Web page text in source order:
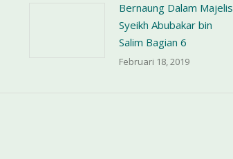
Bernaung Dalam Majelis
Syeikh Abubakar bin
Salim Bagian 6
Februari 18, 2019